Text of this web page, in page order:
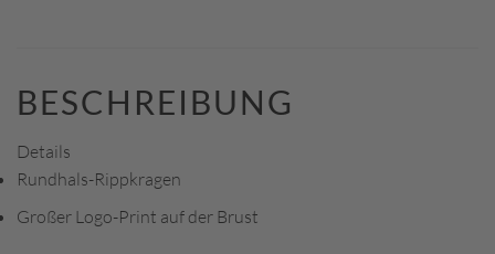
BESCHREIBUNG
Details
Rundhals-Rippkragen
Großer Logo-Print auf der Brust